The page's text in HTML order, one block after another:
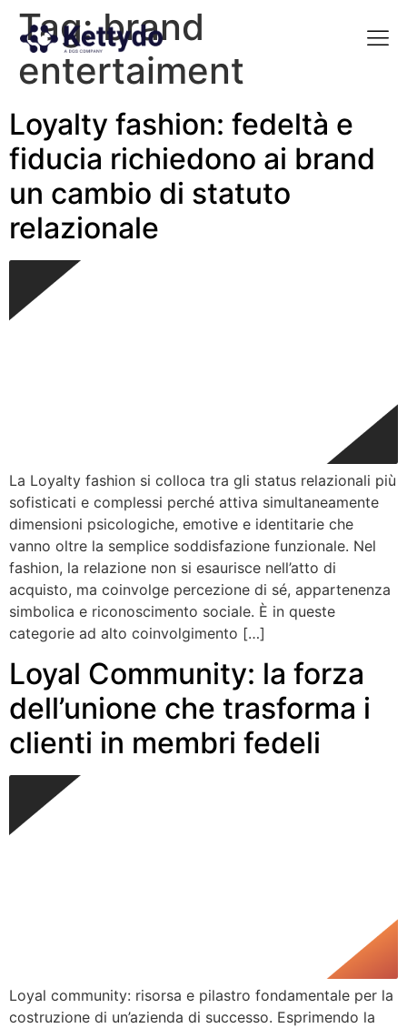
Tag:brand
entertaiment
Loyalty fashion: fedeltà e
fiducia richiedono ai brand
un cambio di statuto
relazionale
La Loyalty fashion si colloca tra gli status relazionali più
sofisticati e complessi perché attiva simultaneamente
dimensioni psicologiche, emotive e identitarie che
vanno oltre la semplice soddisfazione funzionale. Nel
fashion, la relazione non si esaurisce nell’atto di
acquisto, ma coinvolge percezione di sé, appartenenza
simbolica e riconoscimento sociale. È in queste
categorie ad alto coinvolgimento […]
Loyal Community: la forza
dell’unione che trasforma i
clienti in membri fedeli
Loyal community: risorsa e pilastro fondamentale per la
costruzione di un’azienda di successo. Esprimendo la